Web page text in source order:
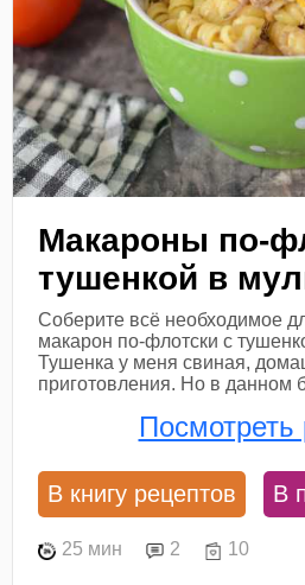
Макароны по-
тушенкой в
Соберите всё необходимое
макарон по-флотски с
Тушенка у меня свиная,
приготовления. Но в данном
Посмотреть
В книгу рецептов В
25 мин 2 10